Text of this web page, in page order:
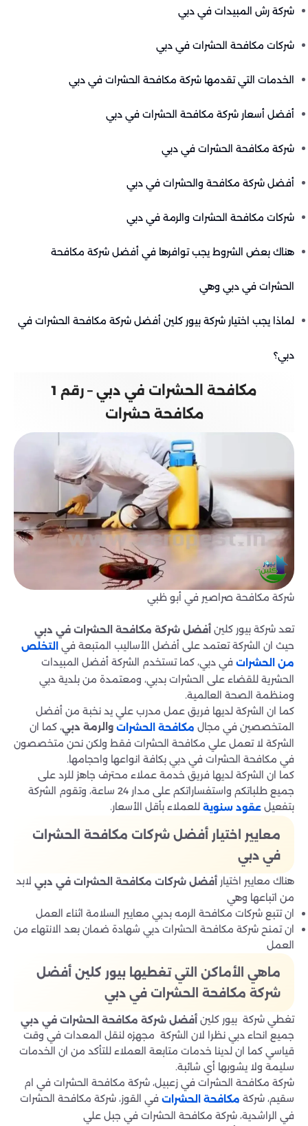
شركة رش المبيدات في دبي
شركات مكافحة الحشرات في دبي
الخدمات التي تقدمها شركة مكافحة الحشرات في دبي
أفضل أسعار شركة مكافحة الحشرات في دبي
شركة مكافحة الحشرات في دبي
أفضل شركة مكافحة والحشرات في دبي
شركات مكافحة الحشرات والرمة في دبي
هناك بعض الشروط يجب توافرها في أفضل شركة مكافحة
الحشرات في دبي وهي
لماذا يجب اختيار شركة بيور كلين أفضل شركة مكافحة الحشرات في
دبي؟
مكافحة الحشرات في دبي – رقم 1
مكافحة حشرات
شركة مكافحة صراصير في أبو ظبي
تعد شركة بيور كلين أفضل شركة مكافحة الحشرات في دبي
حيث ان الشركة تعتمد على أفضل الأساليب المتبعة في
التخلص
من الحشرات في دبي، كما تستخدم الشركة أفضل المبيدات
الحشرية للقضاء على الحشرات بدبي، ومعتمدة من بلدية دبي
ومنظمة الصحة العالمية.
كما ان الشركة لديها فريق عمل مدرب علي يد نخبة من أفضل
المتخصصين في مجال مكافحة الحشرات والرمة دبي، كما ان
الشركة لا تعمل علي مكافحة الحشرات فقط ولكن نحن متخصصون
في مكافحة الحشرات في دبي بكافة انواعها واحجامها.
كما ان الشركة لديها فريق خدمة عملاء محترف جاهز للرد على
جميع طلباتكم واستفساراتكم على مدار 24 ساعة، وتقوم الشركة
بتفعيل عقود سنوية للعملاء بأقل الأسعار.
معايير اختيار أفضل شركات مكافحة الحشرات
في دبي
هناك معايير اختيار أفضل شركات مكافحة الحشرات في دبي لابد
من اتباعها وهي
ان تتبع شركات مكافحة الرمه بدبي معايير السلامة اثناء العمل
ان تمنح شركة مكافحة الحشرات دبي شهادة ضمان بعد الانتهاء من
العمل
ماهي الأماكن التي تغطيها بيور كلين أفضل
شركة مكافحة الحشرات في دبي
تغطي شركة بيور كلين أفضل شركة مكافحة الحشرات في دبي
جميع انحاء دبي نظرا لان الشركة مجهزه لنقل المعدات في وقت
قياسي كما ان لدينا خدمات متابعة العملاء للتأكد من ان الخدمات
سليمة ولا يشوبها أي شائبة.
شركة مكافحة الحشرات في زعبيل، شركة مكافحة الحشرات في ام
سقيم، شركة مكافحة الحشرات في القوز، شركة مكافحة الحشرات
في الراشدية، شركة مكافحة الحشرات في جبل علي